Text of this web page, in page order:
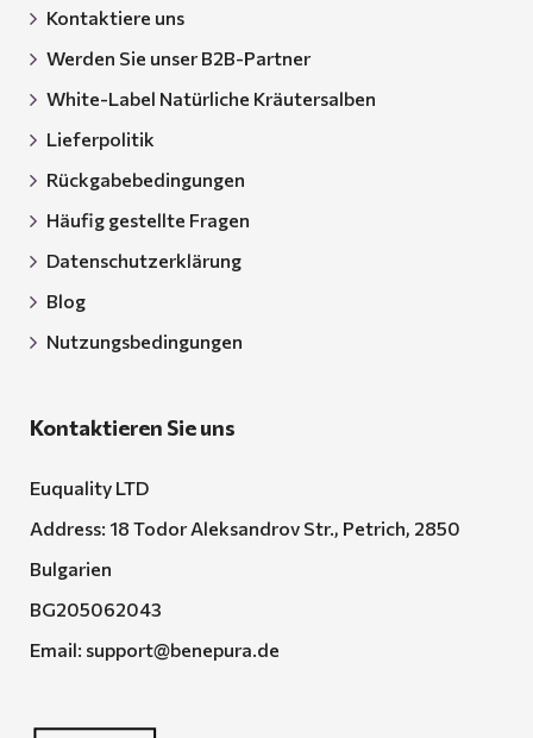
Kontaktiere uns
Werden Sie unser B2B-Partner
White-Label Natürliche Kräutersalben
Lieferpolitik
Rückgabebedingungen
Häufig gestellte Fragen
Datenschutzerklärung
Blog
Nutzungsbedingungen
Kontaktieren Sie uns
Euquality LTD
Address: 18 Todor Aleksandrov Str., Petrich, 2850
Bulgarien
BG205062043
Email: support@benepura.de